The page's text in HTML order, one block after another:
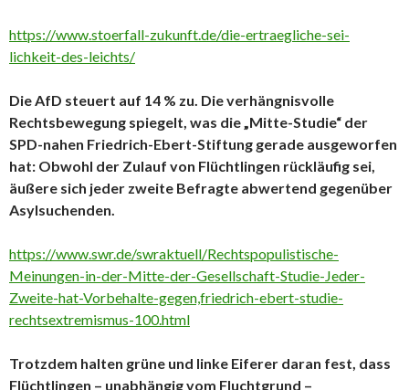
https://www.stoerfall-zukunft.de/die-ertraegliche-sei-
lichkeit-des-leichts/
Die AfD steuert auf 14 % zu. Die verhängnisvolle
Rechtsbewegung spiegelt, was die„Mitte-Studie“ der
SPD-nahen Friedrich-Ebert-Stiftung gerade ausgeworfen
hat: Obwohl der Zulauf von Flüchtlingen rückläufig sei,
äußere sich jeder zweite Befragte abwertend gegenüber
Asylsuchenden.
https://www.swr.de/swraktuell/Rechtspopulistische-
Meinungen-in-der-Mitte-der-Gesellschaft-Studie-Jeder-
Zweite-hat-Vorbehalte-gegen,friedrich-ebert-studie-
rechtsextremismus-100.html
Trotzdem halten grüne und linke Eiferer daran fest, dass
Flüchtlingen – unabhängig vom Fluchtgrund –